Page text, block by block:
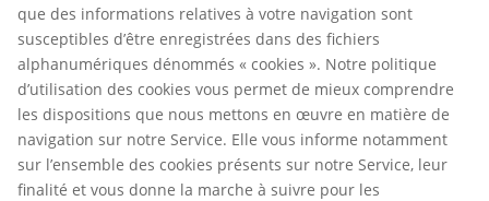
que des informations relatives à votre navigation sont
susceptibles d’être enregistrées dans des fichiers
alphanumériques dénommés « cookies ». Notre politique
d’utilisation des cookies vous permet de mieux comprendre
les dispositions que nous mettons en œuvre en matière de
navigation sur notre Service. Elle vous informe notamment
sur l’ensemble des cookies présents sur notre Service, leur
finalité et vous donne la marche à suivre pour les